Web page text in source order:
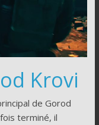
Krovi
de Gorod
terminé, il